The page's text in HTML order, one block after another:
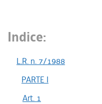
Indice:
L.R. n. 7/1988
PARTE I
Art. 1